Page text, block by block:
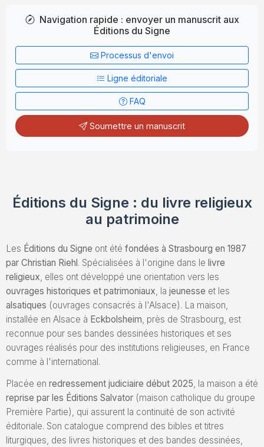
Quiz
Contact
Envoyez un Manuscrit
Navigation rapide : envoyer un manuscrit aux
Éditions du Signe
Processus d'envoi
Ligne éditoriale
FAQ
Soumettre un manuscrit
Éditions du Signe : du livre religieux
au patrimoine
Les Éditions du Signe ont été fondées à Strasbourg en 1987
par Christian Riehl . Spécialisées à l'origine dans le livre
religieux, elles ont développé une orientation vers les
ouvrages historiques et patrimoniaux, la jeunesse et les
alsatiques (ouvrages consacrés à l'Alsace). La maison,
installée en Alsace à Eckbolsheim, près de Strasbourg, est
reconnue pour ses bandes dessinées historiques et ses
ouvrages réalisés pour des institutions religieuses, en France
comme à l'international.
Placée en redressement judiciaire début 2025, la maison a été
reprise par les Éditions Salvator (maison catholique du groupe
Première Partie), qui assurent la continuité de son activité
éditoriale. Son catalogue comprend des bibles et titres
liturgiques, des livres historiques et des bandes dessinées,